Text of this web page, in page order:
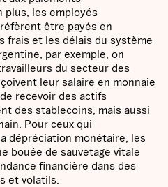
plus, les employés
être payés en
frais et les délais du système
par exemple, on
du secteur des
leur salaire en monnaie
recevoir des actifs
des stablecoins, mais aussi
Pour ceux qui
dépréciation monétaire, les
bouée de sauvetage vitale
financière dans des
et volatils.